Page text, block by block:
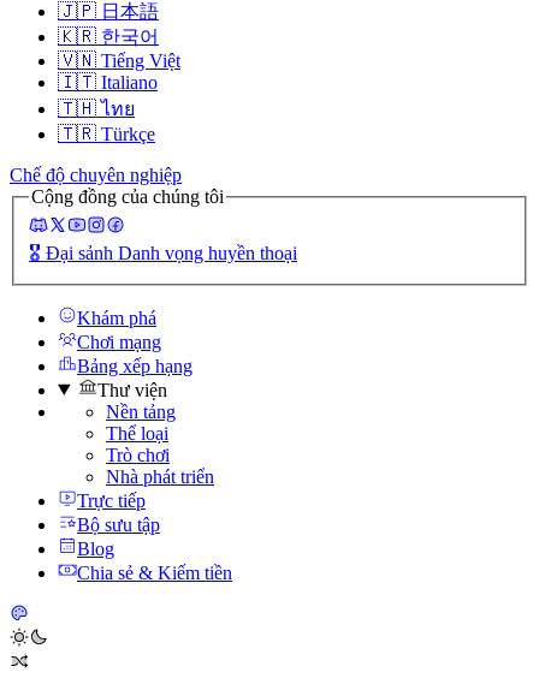
🇯🇵 日本語
🇰🇷 한국어
🇻🇳 Tiếng Việt
🇮🇹 Italiano
🇹🇭 ไทย
🇹🇷 Türkçe
Chế độ chuyên nghiệp
Cộng đồng của chúng tôi
🎖️ Đại sảnh Danh vọng huyền thoại
Khám phá
Chơi mạng
Bảng xếp hạng
Thư viện
Nền tảng
Thể loại
Trò chơi
Nhà phát triển
Trực tiếp
Bộ sưu tập
Blog
Chia sẻ & Kiếm tiền